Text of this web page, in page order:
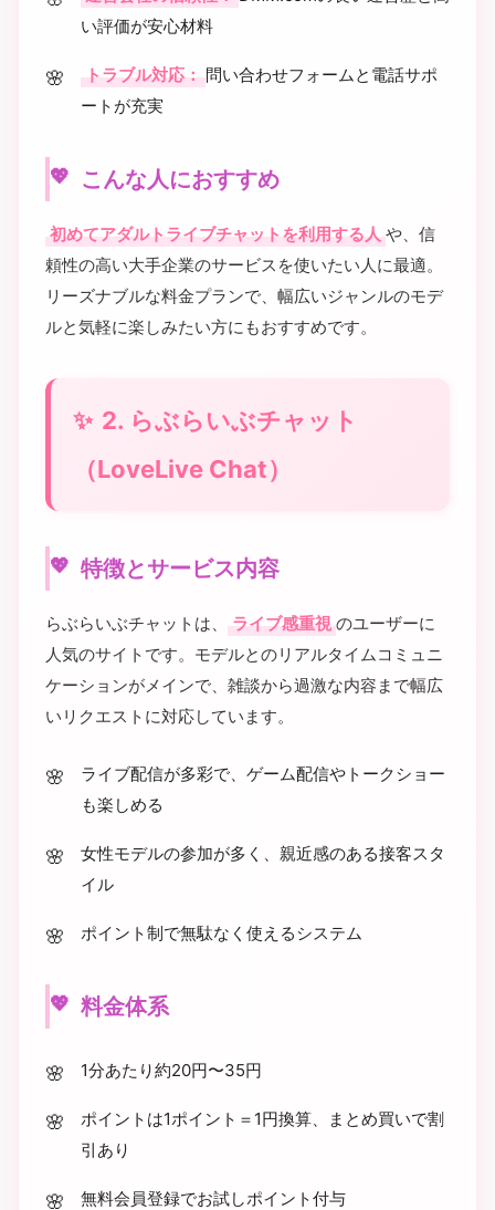
い評価が安心材料
トラブル対応： 問い合わせフォームと電話サポ
ートが充実
こんな人におすすめ
初めてアダルトライブチャットを利用する人 や、信
頼性の高い大手企業のサービスを使いたい人に最適。
リーズナブルな料金プランで、幅広いジャンルのモデ
ルと気軽に楽しみたい方にもおすすめです。
2. らぶらいぶチャット
（LoveLive Chat）
特徴とサービス内容
らぶらいぶチャットは、 ライブ感重視 のユーザーに
人気のサイトです。モデルとのリアルタイムコミュニ
ケーションがメインで、雑談から過激な内容まで幅広
いリクエストに対応しています。
ライブ配信が多彩で、ゲーム配信やトークショー
も楽しめる
女性モデルの参加が多く、親近感のある接客スタ
イル
ポイント制で無駄なく使えるシステム
料金体系
1分あたり約20円〜35円
ポイントは1ポイント＝1円換算、まとめ買いで割
引あり
無料会員登録でお試しポイント付与